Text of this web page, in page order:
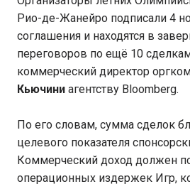
Рио-де-Жанейро подписали 4
соглашения и находятся в
переговоров по ещё 10
коммерческий директор
Кьючини агентству Bloomberg.
По его словам, сумма сделок
целевого показателя
Коммерческий доход должен
операционных издержек Игр,